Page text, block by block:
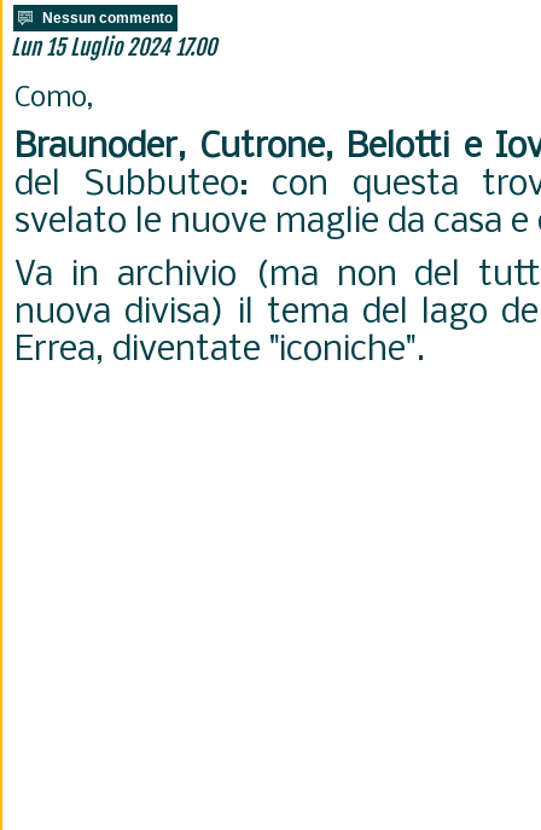
Nessun commento
Lun 15 Luglio 2024 17.00
Como,
Braunoder, Cutrone, Belotti e
del Subbuteo: con questa
svelato le nuove maglie da casa
Va in archivio (ma non del
nuova divisa) il tema del lago
Errea, diventate "iconiche".